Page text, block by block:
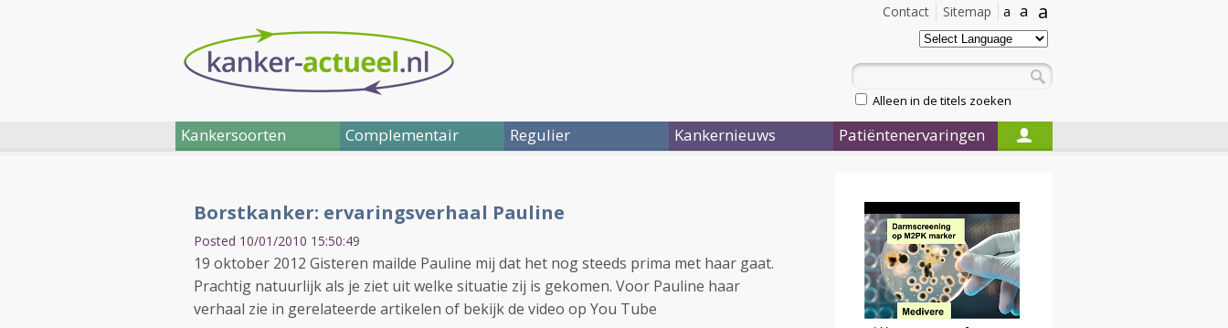
a
a
a
Sitemap
Contact
Alleen in de titels zoeken
Kankersoorten Complementair Regulier Kankernieuws Patiëntenervaringen
Borstkanker: ervaringsverhaal Pauline
Posted 10/01/2010 15:50:49
19 oktober 2012 Gisteren mailde Pauline mij dat het nog steeds prima met haar gaat.
Prachtig natuurlijk als je ziet uit welke situatie zij is gekomen. Voor Pauline haar
verhaal zie in gerelateerde artikelen of bekijk de video op You Tube